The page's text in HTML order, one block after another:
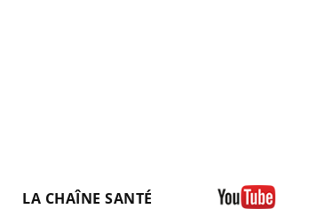
LA CHAÎNE SANTÉ